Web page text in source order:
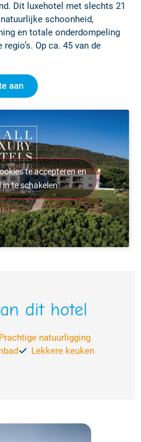
Dit luxehotel met slechts 21
schoonheid,
en totale onderdompeling
Op ca. 45 van de
aan
te accepteren en
in te schakelen
dit hotel
Prachtige natuurligging
Lekkere keuken